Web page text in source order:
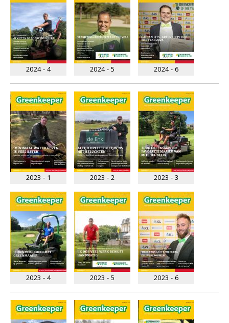
2024 - 4 2024 - 5 2024 - 6
2023 - 1 2023 - 2 2023 - 3
2023 - 4 2023 - 5 2023 - 6